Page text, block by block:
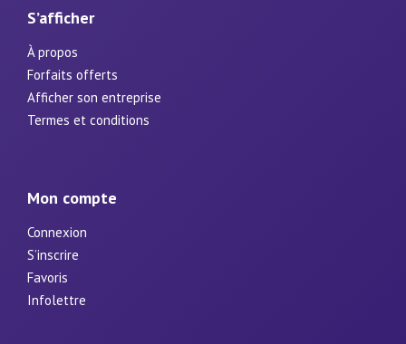
S’afficher
À propos
Forfaits offerts
Afficher son entreprise
Termes et conditions
Mon compte
Connexion
S’inscrire
Favoris
Infolettre